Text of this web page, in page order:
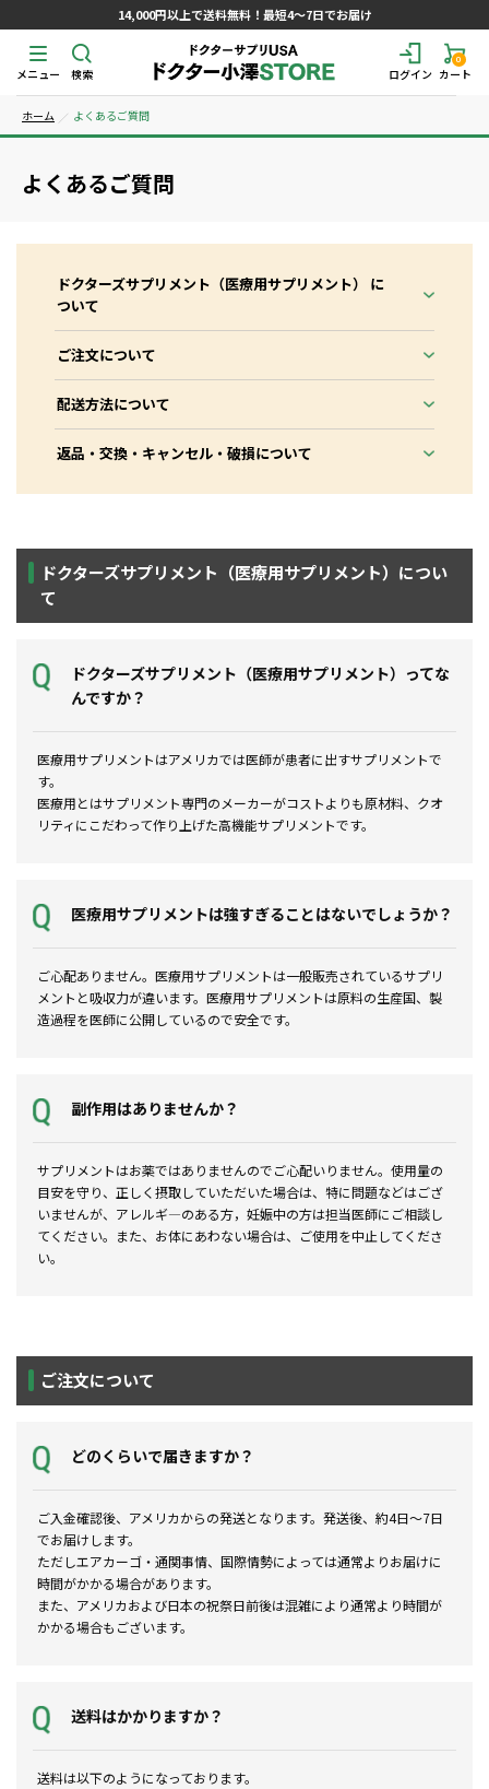
14,000円以上で送料無料！最短4～7日でお届け
ログイン
0
カート
検索
メニュー
ホーム よくあるご質問
よくあるご質問
ドクターズサプリメント（医療用サプリメント） に
ついて
ご注文について
配送方法について
返品・交換・キャンセル・破損について
ドクターズサプリメント（医療用サプリメント）につい
て
ドクターズサプリメント（医療用サプリメント）ってな
んですか？
医療用サプリメントはアメリカでは医師が患者に出すサプリメントで
す。
医療用とはサプリメント専門のメーカーがコストよりも原材料、クオ
リティにこだわって作り上げた高機能サプリメントです。
医療用サプリメントは強すぎることはないでしょうか？
ご心配ありません。医療用サプリメントは一般販売されているサプリ
メントと吸収力が違います。医療用サプリメントは原料の生産国、製
造過程を医師に公開しているので安全です。
副作用はありませんか？
サプリメントはお薬ではありませんのでご心配いりません。使用量の
目安を守り、正しく摂取していただいた場合は、特に問題などはござ
いませんが、アレルギ―のある方，妊娠中の方は担当医師にご相談し
てください。また、お体にあわない場合は、ご使用を中止してくださ
い。
ご注文について
どのくらいで届きますか？
ご入金確認後、アメリカからの発送となります。発送後、約4日～7日
でお届けします。
ただしエアカーゴ・通関事情、国際情勢によっては通常よりお届けに
時間がかかる場合があります。
また、アメリカおよび日本の祝祭日前後は混雑により通常より時間が
かかる場合もございます。
送料はかかりますか？
送料は以下のようになっております。